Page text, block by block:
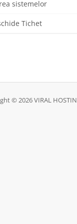
sistemelor
Tichet
© 2026 VIRAL